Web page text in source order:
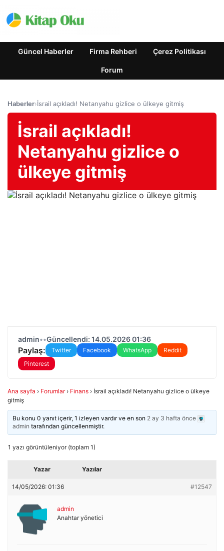
Güncel Haberler Firma Rehberi Çerez Politikası
Forum
Haberler›İsrail açıkladı! Netanyahu gizlice o ülkeye gitmiş
İsrail açıkladı!
Netanyahu gizlice o
ülkeye gitmiş
admin••Güncellendi: 14.05.2026 01:36
Paylaş: Twitter Facebook WhatsApp
Reddit
Pinterest
Ana sayfa › Forumlar › Finans › İsrail açıkladı! Netanyahu gizlice o ülkeye
gitmiş
Bu konu 0 yanıt içerir, 1 izleyen vardır ve en son 2 ay 3 hafta önce
admin tarafından güncellenmiştir.
1 yazı görüntüleniyor (toplam 1)
Yazar Yazılar
14/05/2026: 01:36 #12547
admin
Anahtar yönetici